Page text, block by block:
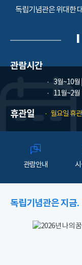
독립기념관은 위대한
관람시간
3월~10월
11월~2월
휴관일 월요일 휴
관람안내 시
독립기념관은 지금.